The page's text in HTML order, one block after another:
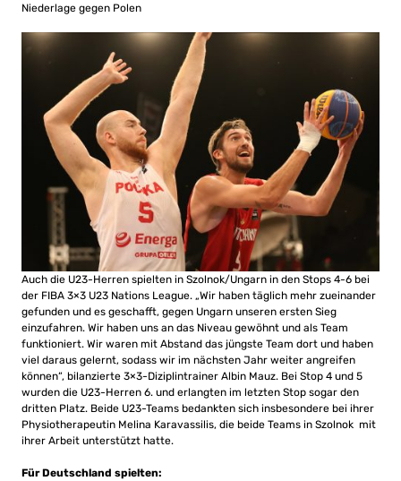
Niederlage gegen Polen
Auch die U23-Herren spielten in Szolnok/Ungarn in den Stops 4-6 bei
der FIBA 3×3 U23 Nations League. „Wir haben täglich mehr zueinander
gefunden und es geschafft, gegen Ungarn unseren ersten Sieg
einzufahren. Wir haben uns an das Niveau gewöhnt und als Team
funktioniert. Wir waren mit Abstand das jüngste Team dort und haben
viel daraus gelernt, sodass wir im nächsten Jahr weiter angreifen
können“, bilanzierte 3×3-Diziplintrainer Albin Mauz. Bei Stop 4 und 5
wurden die U23-Herren 6. und erlangten im letzten Stop sogar den
dritten Platz. Beide U23-Teams bedankten sich insbesondere bei ihrer
Physiotherapeutin Melina Karavassilis, die beide Teams in Szolnok mit
ihrer Arbeit unterstützt hatte.
Für Deutschland spielten: